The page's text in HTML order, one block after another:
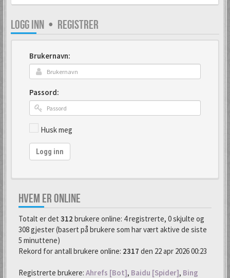
LOGG INN • REGISTRER
Brukernavn:
Passord:
Husk meg
Logg inn
HVEM ER ONLINE
Totalt er det 312 brukere online: 4 registrerte, 0 skjulte og
308 gjester (basert på brukere som har vært aktive de siste
5 minuttene)
Rekord for antall brukere online: 2317 den 22 apr 2026 00:23
Registrerte brukere: Ahrefs [Bot], Baidu [Spider], Bing